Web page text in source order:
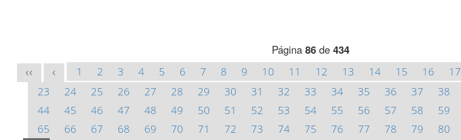
Página 86 de 434
<< < 1 2 3 4 5 6 7 8 9 10 11 12 13 14 15 16 17
23
24 25 26 27 28 29 30 31 32 33 34 35 36 37 38
44
45 46 47 48 49 50 51 52 53 54 55 56 57 58 59
65
66 67 68 69 70 71 72 73 74 75 76 77 78 79 80